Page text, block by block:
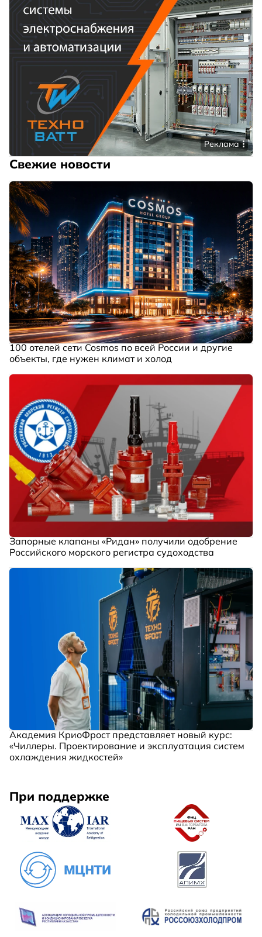
Реклама
Свежие новости
100 отелей сети Cosmos по всей России и другие
объекты, где нужен климат и холод
Запорные клапаны «Ридан» получили одобрение
Российского морского регистра судоходства
Академия КриоФрост представляет новый курс:
«Чиллеры. Проектирование и эксплуатация систем
охлаждения жидкостей»
При поддержке